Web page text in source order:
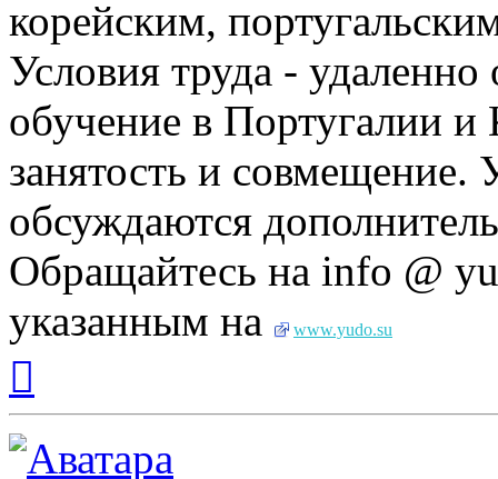
корейским,
Условия труда -
обучение в Португалии
занятость и
обсуждаются
Обращайтесь на info @
указанным на
www.yudo.su
началу